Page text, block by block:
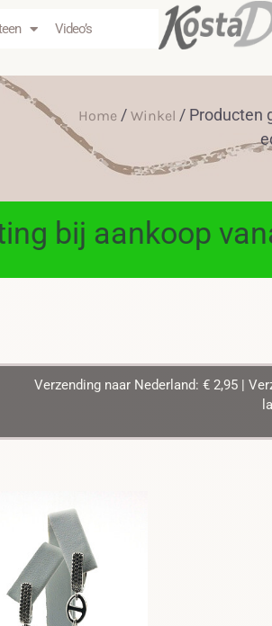
Video’s
Home / Winkel / Producten
bij aankoop
Verzending naar Nederland: € 2,95 |